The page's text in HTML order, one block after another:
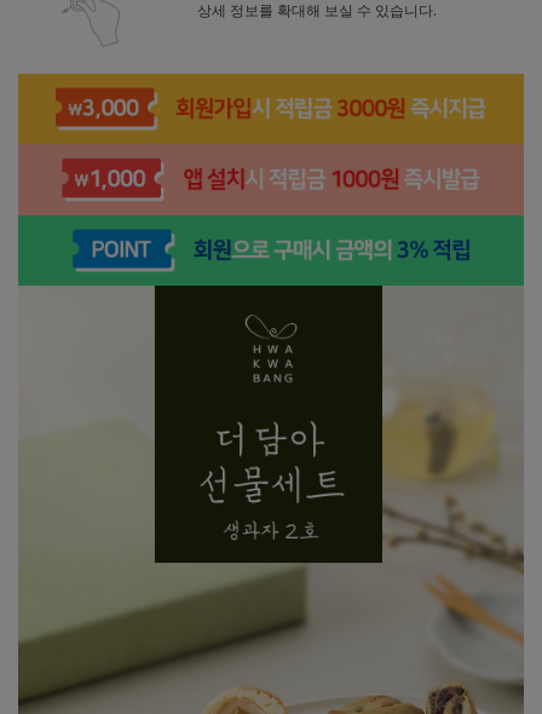
상세 정보를 확대해 보실 수 있습니다.